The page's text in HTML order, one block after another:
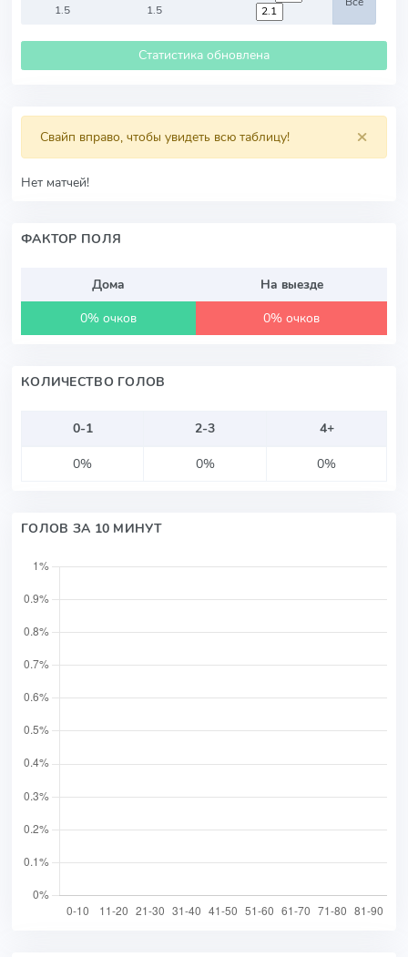
1.5
1.5
Статистика обновлена
×
Свайп вправо, чтобы увидеть всю таблицу!
Нет матчей!
ФАКТОР ПОЛЯ
Дома
На выезде
0% очков
0% очков
КОЛИЧЕСТВО ГОЛОВ
0-1 2-3
4+
0%
0% 0%
ГОЛОВ ЗА 10 МИНУТ